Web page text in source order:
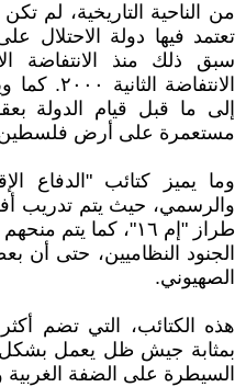
من الناحية التاريخية، لم
تعتمد فيها دولة الاحتلال
الانتفاضة
إلى ما قبل قيام الدولة
مستعمرة على أرض
وما يميز كتائب "الدفاع
والرسمي، حيث يتم تدريب
طراز "إم ١٦"، كما
الجنود النظاميين، حتى أن
الصهيوني.
بمثابة جيش ظل يعمل
السيطرة على الضفة الغربية